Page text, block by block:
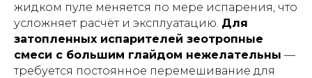
жидком пуле меняется по мере испарения, что
усложняет расчёт и эксплуатацию. Для
затопленных испарителей зеотропные
смеси с большим глайдом нежелательны —
требуется постоянное перемешивание для